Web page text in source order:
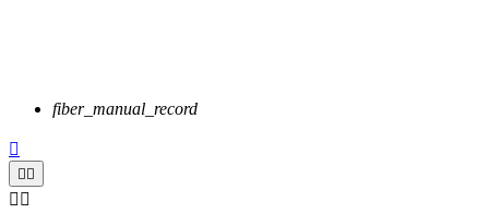
fiber_manual_record

 
 